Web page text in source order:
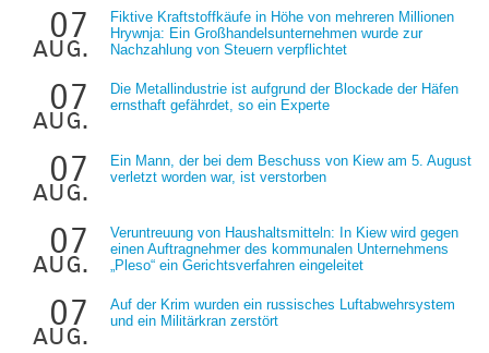
07
aug.
Fiktive Kraftstoffkäufe in Höhe von mehreren Millionen
Hrywnja: Ein Großhandelsunternehmen wurde zur
Nachzahlung von Steuern verpflichtet
07
aug.
Die Metallindustrie ist aufgrund der Blockade der Häfen
ernsthaft gefährdet, so ein Experte
07
aug.
Ein Mann, der bei dem Beschuss von Kiew am 5. August
verletzt worden war, ist verstorben
07
aug.
Veruntreuung von Haushaltsmitteln: In Kiew wird gegen
einen Auftragnehmer des kommunalen Unternehmens
„Pleso“ ein Gerichtsverfahren eingeleitet
07
aug.
Auf der Krim wurden ein russisches Luftabwehrsystem
und ein Militärkran zerstört